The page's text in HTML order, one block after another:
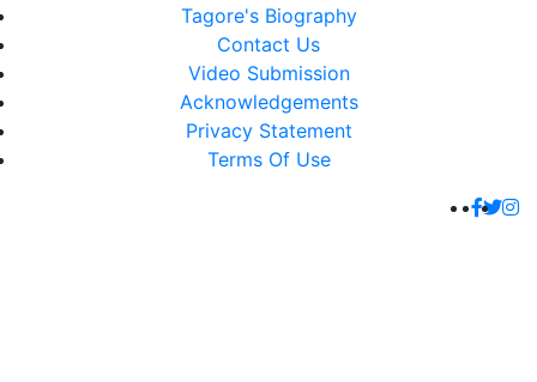
Tagore's Biography
Contact Us
Video Submission
Acknowledgements
Privacy Statement
Terms Of Use